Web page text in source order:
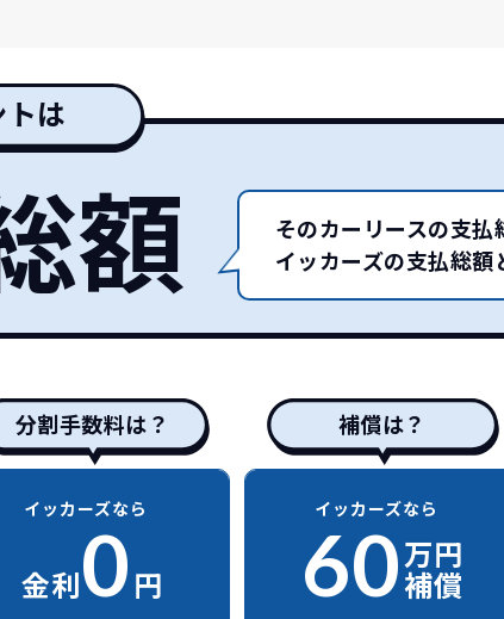
は
額
そのカーリースの支払
イッカーズの支払総額
分割手数料は？
イッカーズなら
金利0 円
補償は？
イッカーズなら
60万円
補償